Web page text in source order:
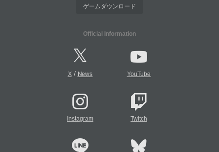
ゲームダウンロード
Official Information
X/ News YouTube
Instagram Twitch